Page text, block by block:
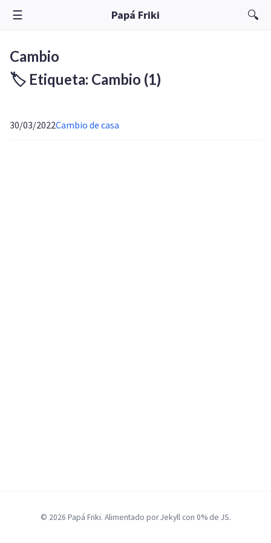
☰ Papá Friki 🔍
Cambio
🏷️ Etiqueta: Cambio (1)
30/03/2022Cambio de casa
© 2026 Papá Friki. Alimentado por Jekyll con 0% de JS.